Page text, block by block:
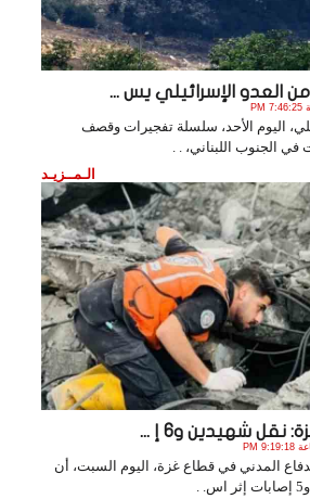
العدو الإسرائيلي يس ...
اليوم الأحد، سلسلة تفجيرات وقصف
الجنوب اللبناني، . .
الـمــزيـد
نقل شهيدين و6 إ ...
المدني في قطاع غزة، اليوم السبت، أن
.